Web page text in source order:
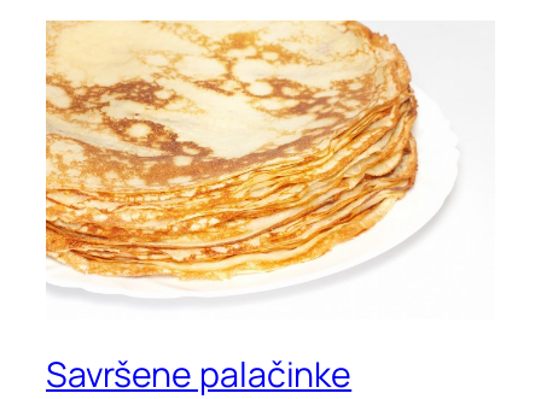
Savršene palačinke